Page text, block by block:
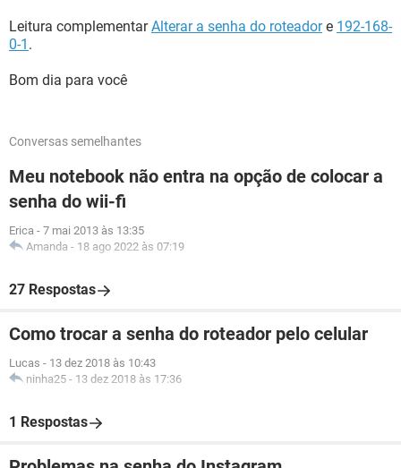
Leitura complementarAlterar a senha do roteadore 192-168-
0-1 .
Bom dia para você
Conversas semelhantes
Meu notebook não entra na opção de colocar a
senha do wii-fi
Erica - 7 mai 2013 às 13:35
Amanda - 18 ago 2022 às 07:19
27 Respostas
Como trocar a senha do roteador pelo celular
Lucas - 13 dez 2018 às 10:43
ninha25 - 13 dez 2018 às 17:36
1 Respostas